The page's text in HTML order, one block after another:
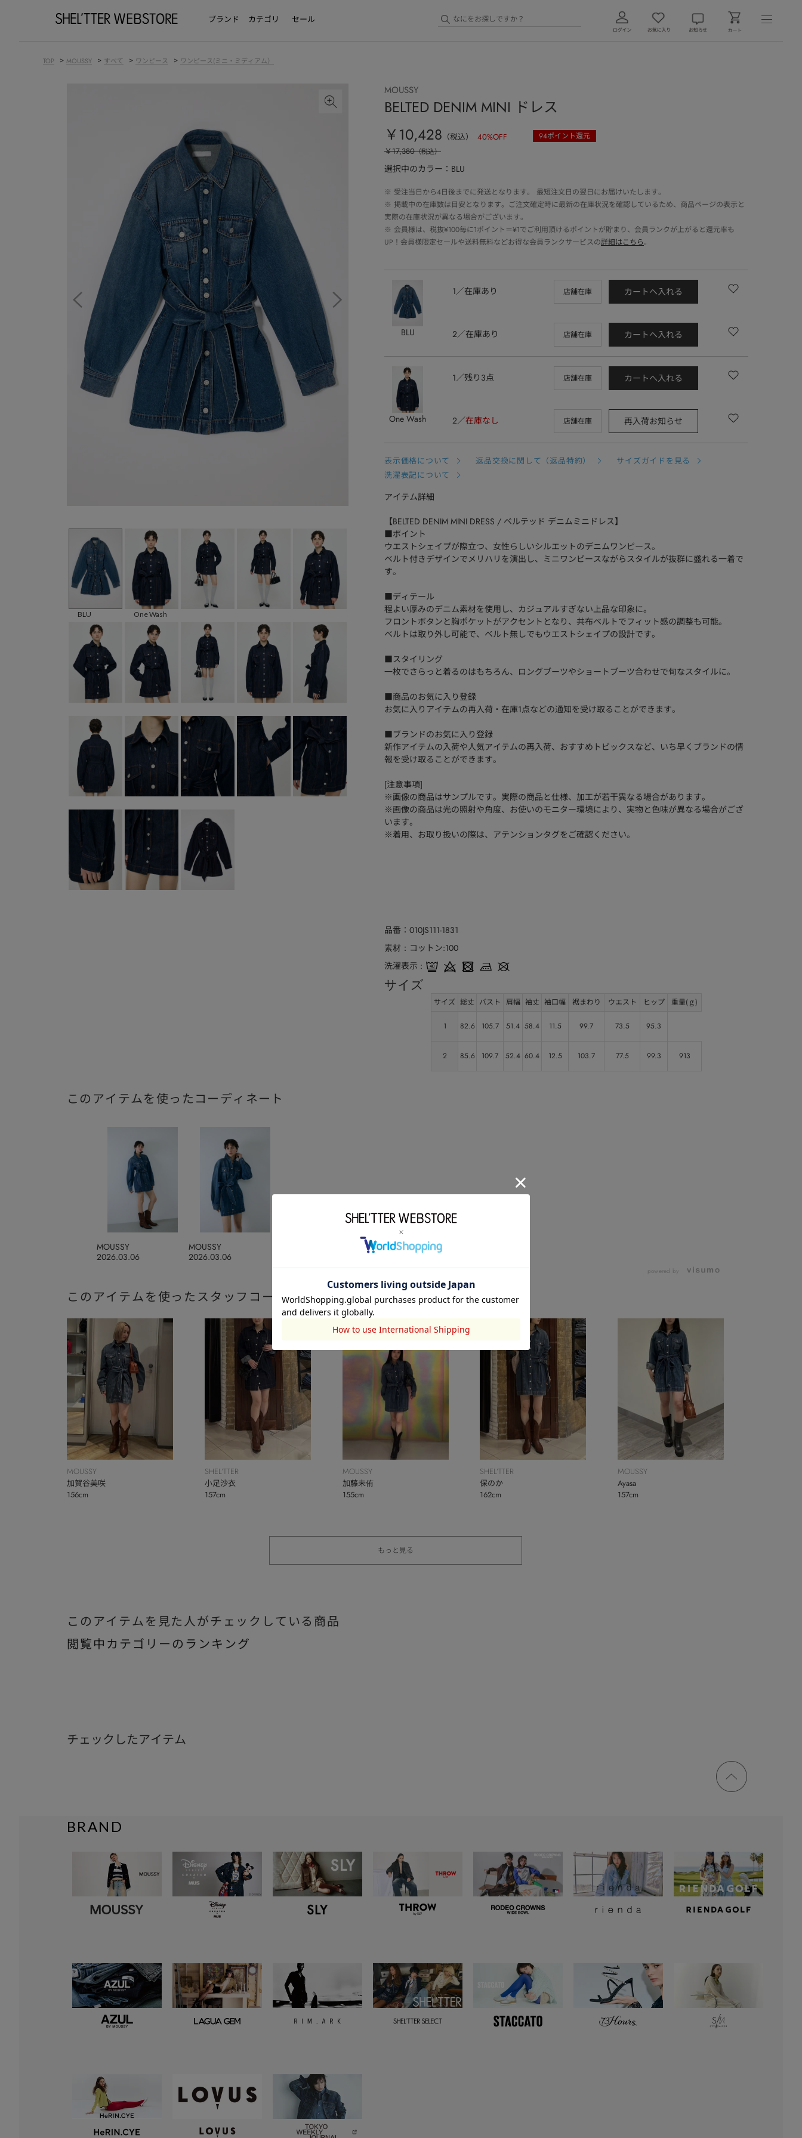
ブランド カテゴリ セール
TOP > MOUSSY > すべて > ワンピース > ワンピース(ミニ・ミディアム）
BLU One Wash
MOUSSY
BELTED DENIM MINI ドレス
￥10,428 （税込） 40%OFF 94ポイント還元
￥17,380（税込）
選択中のカラー：BLU
※ 受注当日から4日後までに発送となります。 最短注文日の翌日にお届けいたします。
※ 掲載中の在庫数は目安となります。ご注文確定時に最新の在庫状況を確認しているため、商品ページの表示と
実際の在庫状況が異なる場合がございます。
※ 会員様は、税抜¥100毎に1ポイント＝¥1でご利用頂けるポイントが貯まり、会員ランクが上がると還元率も
UP！会員様限定セールや送料無料などお得な会員ランクサービスの詳細はこちら。
BLU
1 在庫あり 店舗在庫 カートへ入れる
2 在庫あり 店舗在庫 カートへ入れる
One Wash
1 残り3点 店舗在庫 カートへ入れる
2 在庫なし 店舗在庫 再入荷お知らせ
表示価格について 返品交換に関して（返品特約）
サイズガイドを見る
洗濯表記について
アイテム詳細
【BELTED DENIM MINI DRESS / ベルテッド デニムミニドレス】
■ポイント
ウエストシェイプが際立つ、女性らしいシルエットのデニムワンピース。
ベルト付きデザインでメリハリを演出し、ミニワンピースながらスタイルが抜群に盛れる一着で
す。
■ディテール
程よい厚みのデニム素材を使用し、カジュアルすぎない上品な印象に。
フロントボタンと胸ポケットがアクセントとなり、共布ベルトでフィット感の調整も可能。
ベルトは取り外し可能で、ベルト無しでもウエストシェイプの設計です。
■スタイリング
一枚でさらっと着るのはもちろん、ロングブーツやショートブーツ合わせで旬なスタイルに。
■商品のお気に入り登録
お気に入りアイテムの再入荷・在庫1点などの通知を受け取ることができます。
■ブランドのお気に入り登録
新作アイテムの入荷や人気アイテムの再入荷、おすすめトピックスなど、いち早くブランドの情
報を受け取ることができます。
[注意事項]
※画像の商品はサンプルです。実際の商品と仕様、加工が若干異なる場合があります。
※画像の商品は光の照射や角度、お使いのモニター環境により、実物と色味が異なる場合がござ
います。
※着用、お取り扱いの際は、アテンションタグをご確認ください。
品番 010JS111-1831
素材
コットン:100
洗濯表示
サイズ
サイズ 総丈 バスト 肩幅 袖丈 袖口幅 裾まわり ウエスト ヒップ 重量(ｇ)
1 82.6 105.7 51.4 58.4 11.5 99.7 73.5 95.3
2 85.6 109.7 52.4 60.4 12.5 103.7 77.5 99.3 913
このアイテムを使ったコーディネート
2026.03.06
MOUSSY
2026.03.06
MOUSSY
powered by
このアイテムを使ったスタッフコーディネート
MOUSSY
加賀谷美咲
156cm
SHEL’TTER
小足沙衣
157cm
MOUSSY
加藤未侑
155cm
SHEL’TTER
保のか
162cm
MOUSSY
Ayasa
157cm
もっと見る
このアイテムを見た人がチェックしている商品
閲覧中カテゴリーのランキング
チェックしたアイテム
ページ
トップ
BRAND